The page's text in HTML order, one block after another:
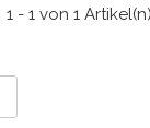
1 - 1 von 1 Artikel(n)